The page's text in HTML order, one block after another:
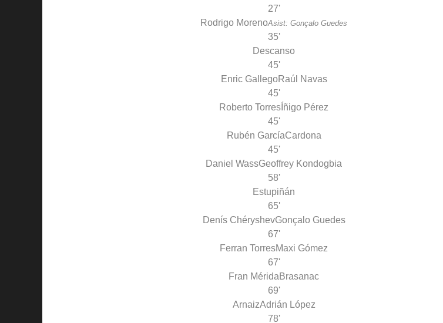
27'
Rodrigo MorenoAsist: Gonçalo Guedes
35'
Descanso
45'
Enric GallegoRaúl Navas
45'
Roberto Torres Íñigo Pérez
45'
Rubén GarcíaCardona
45'
Daniel WassGeoffrey Kondogbia
58'
Estupiñán
65'
Denís ChéryshevGonçalo Guedes
67'
Ferran TorresMaxi Gómez
67'
Fran Mérida Brasanac
69'
ArnaizAdrián López
78'